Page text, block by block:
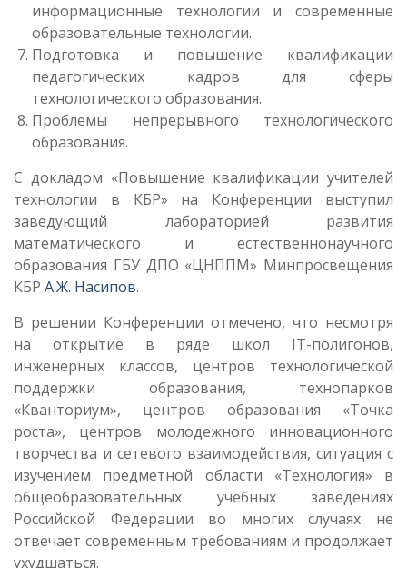
информационные технологии и современные
образовательные технологии.
Подготовка и повышение квалификации
педагогических кадров для сферы
технологического образования.
Проблемы непрерывного технологического
образования.
С докладом «Повышение квалификации учителей
технологии в КБР» на Конференции выступил
заведующий лабораторией развития
математического и естественнонаучного
образования ГБУ ДПО «ЦНППМ» Минпросвещения
КБР А.Ж. Насипов.
В решении Конференции отмечено, что несмотря
на открытие в ряде школ IT-полигонов,
инженерных классов, центров технологической
поддержки образования, технопарков
«Кванториум», центров образования «Точка
роста», центров молодежного инновационного
творчества и сетевого взаимодействия, ситуация с
изучением предметной области «Технология» в
общеобразовательных учебных заведениях
Российской Федерации во многих случаях не
отвечает современным требованиям и продолжает
ухудшаться.